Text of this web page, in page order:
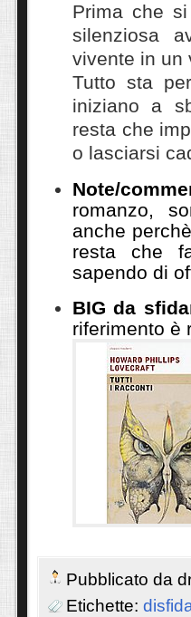
Prima che
silenziosa
vivente in un
Tutto sta
iniziano a
resta che
o lasciarsi
Note/
romanzo,
anche
resta che
sapendo di
BIG da
riferimento è
Pubblicato da
Etichette: